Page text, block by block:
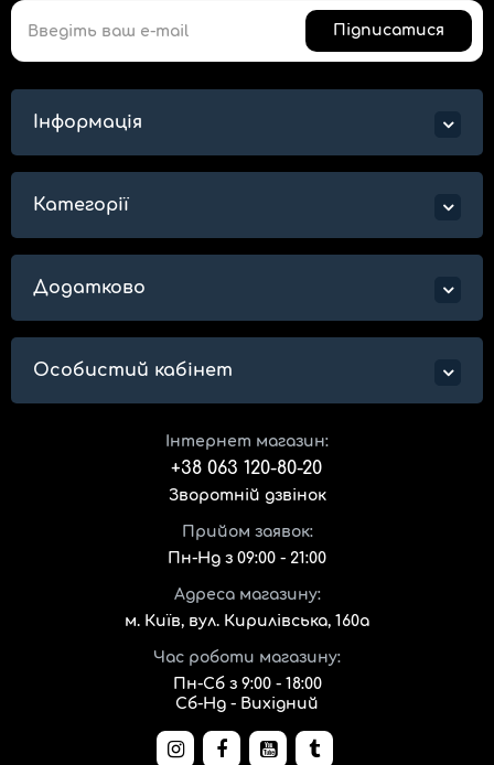
Підписатися
Інформація
Категорії
Додатково
Особистий кабінет
Інтернет магазин:
+38 063 120-80-20
Зворотній дзвінок
Прийом заявок:
Пн-Нд з 09:00 - 21:00
Адреса магазину:
м. Київ, вул. Кирилівська, 160а
Час роботи магазину:
Пн-Сб з 9:00 - 18:00
Сб-Нд - Вихідний